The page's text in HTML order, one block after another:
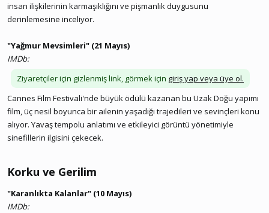
insan ilişkilerinin karmaşıklığını ve pişmanlık duygusunu
derinlemesine inceliyor.
"Yağmur Mevsimleri" (21 Mayıs)
IMDb:
Ziyaretçiler için gizlenmiş link, görmek için giriş yap veya üye ol.
Cannes Film Festivali'nde büyük ödülü kazanan bu Uzak Doğu yapımı
film, üç nesil boyunca bir ailenin yaşadığı trajedileri ve sevinçleri konu
alıyor. Yavaş tempolu anlatımı ve etkileyici görüntü yönetimiyle
sinefillerin ilgisini çekecek.
Korku ve Gerilim​
"Karanlıkta Kalanlar" (10 Mayıs)
IMDb: